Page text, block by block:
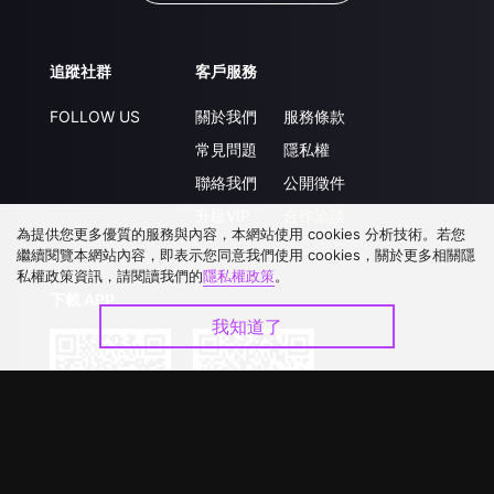
追蹤社群
FOLLOW US
客戶服務
關於我們
常見問題
聯絡我們
服務條款
隱私權
公開徵件
為提供您更多優質的服務與內容，本網站使用 cookies 分析技術。若您
繼續閱覽本網站內容，即表示您同意我們使用 cookies，關於更多相關隱
私權政策資訊，請閱讀我們的隱私權政策。
我知道了